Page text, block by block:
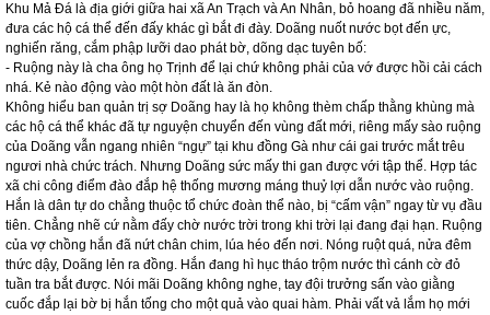
Khu Mả Đá là địa giới giữa hai xã An Trạch và An Nhân, bỏ hoang đã nhiều năm,
đưa các hộ cá thể đến đấy khác gì bắt đi đày. Doãng nuốt nước bọt đến ực,
nghiến răng, cắm phập lưỡi dao phát bờ, dõng dạc tuyên bố:
- Ruộng này là cha ông họ Trịnh để lại chứ không phải của vớ được hồi cải cách
nhá. Kẻ nào động vào một hòn đất là ăn đòn.
Không hiểu ban quản trị sợ Doãng hay là họ không thèm chấp thằng khùng mà
các hộ cá thể khác đã tự nguyện chuyển đến vùng đất mới, riêng mấy sào ruộng
của Doãng vẫn ngang nhiên “ngự” tại khu đồng Gà như cái gai trước mắt trêu
ngươi nhà chức trách. Nhưng Doãng sức mấy thi gan được với tập thể. Hợp tác
xã chi công điểm đào đắp hệ thống mương máng thuỷ lợi dẫn nước vào ruộng.
Hắn là dân tự do chẳng thuộc tổ chức đoàn thể nào, bị “cấm vận” ngay từ vụ đầu
tiên. Chẳng nhẽ cứ nằm đấy chờ nước trời trong khi trời lại đang đại hạn. Ruộng
của vợ chồng hắn đã nứt chân chim, lúa héo đến nơi. Nóng ruột quá, nửa đêm
thức dậy, Doãng lẻn ra đồng. Hắn đang hì hục tháo trộm nước thì cánh cờ đỏ
tuần tra bắt được. Nói mãi Doãng không nghe, tay đội trưởng sấn vào giằng
cuốc đắp lại bờ bị hắn tống cho một quả vào quai hàm. Phải vất vả lắm họ mới